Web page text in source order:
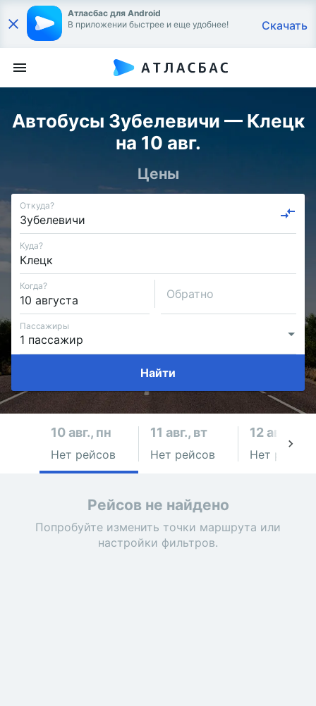
Атласбас для Android
В приложении быстрее и еще удобнее!
Скачать
Автобусы Зубелевичи — Клецк
на 10 авг.
Цены
Откуда?
Куда?
Когда?
Обратно
Пассажиры
Найти
10 авг., пн
Нет рейсов
11 авг., вт
Нет рейсов
12 авг., ср
Нет рейсов
Рейсов не найдено
Попробуйте изменить точки маршрута или
настройки фильтров.